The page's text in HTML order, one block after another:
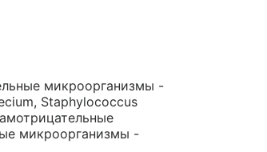
микроорганизмы -
Staphylococcus
микроорганизмы -